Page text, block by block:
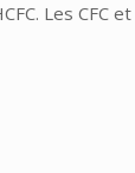
Les